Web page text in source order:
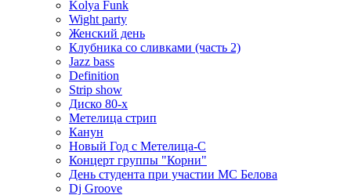
Kolya Funk
Wight party
Женский день
Клубника со сливками (часть 2)
Jazz bass
Definition
Strip show
Диско 80-х
Метелица стрип
Канун
Новый Год с Метелица-С
Концерт группы "Корни"
День студента при участии МС Белова
Dj Groove